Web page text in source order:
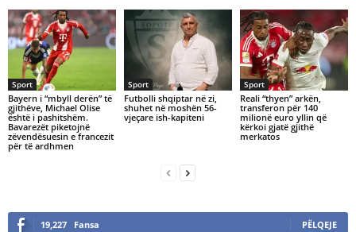
Sport
Bayern i “mbyll derën” të
gjithëve, Michael Olise
është i pashitshëm.
Bavarezët piketojnë
zëvendësuesin e francezit
për të ardhmen
Sport
Futbolli shqiptar në zi,
shuhet në moshën 56-
vjeçare ish-kapiteni
Sport
Reali “thyen” arkën,
transferon për 140
milionë euro yllin që
kërkoi gjatë gjithë
merkatos
19,227 Fansa PËLQEJE